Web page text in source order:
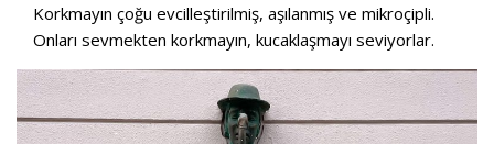
Korkmayın çoğu evcilleştirilmiş, aşılanmış ve mikroçipli.
Onları sevmekten korkmayın, kucaklaşmayı seviyorlar.